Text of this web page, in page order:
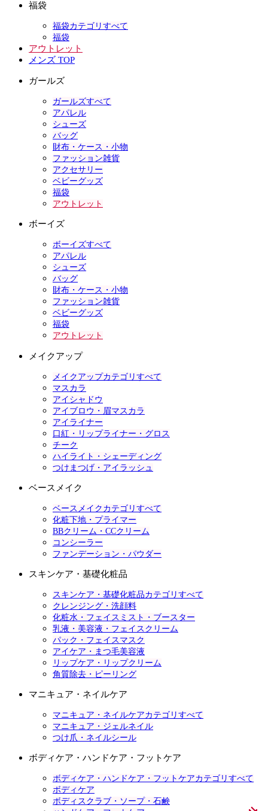
福袋
福袋カテゴリすべて
福袋
アウトレット
メンズ TOP
ガールズ
ガールズすべて
アパレル
シューズ
バッグ
財布・ケース・小物
ファッション雑貨
アクセサリー
ベビーグッズ
福袋
アウトレット
ボーイズ
ボーイズすべて
アパレル
シューズ
バッグ
財布・ケース・小物
ファッション雑貨
ベビーグッズ
福袋
アウトレット
メイクアップ
メイクアップカテゴリすべて
マスカラ
アイシャドウ
アイブロウ・眉マスカラ
アイライナー
口紅・リップライナー・グロス
チーク
ハイライト・シェーディング
つけまつげ・アイラッシュ
ベースメイク
ベースメイクカテゴリすべて
化粧下地・プライマー
BBクリーム・CCクリーム
コンシーラー
ファンデーション・パウダー
スキンケア・基礎化粧品
スキンケア・基礎化粧品カテゴリすべて
クレンジング・洗顔料
化粧水・フェイスミスト・ブースター
乳液・美容液・フェイスクリーム
パック・フェイスマスク
アイケア・まつ毛美容液
リップケア・リップクリーム
角質除去・ピーリング
マニキュア・ネイルケア
マニキュア・ネイルケアカテゴリすべて
マニキュア・ジェルネイル
つけ爪・ネイルシール
ボディケア・ハンドケア・フットケア
ボディケア・ハンドケア・フットケアカテゴリすべて
ボディケア
ボディスクラブ・ソープ・石鹸